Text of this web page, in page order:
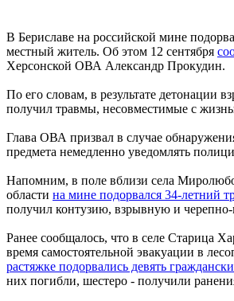
В Бериславе на российской мине
местный житель. Об этом 12 сентября
Херсонской ОВА Александр Прокудин.
По его словам, в результате детонации
получил травмы, несовместимые с
Глава ОВА призвал в случае
предмета немедленно уведомлять
Напомним, в поле вблизи села
области на мине подорвался 34-летний
получил контузию, взрывную и
Ранее сообщалось, что в селе Старица
время самостоятельной эвакуации в
растяжке подорвались девять
них погибли, шестеро - получили